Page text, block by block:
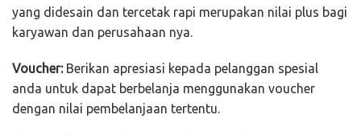
yang didesain dan tercetak rapi merupakan nilai plus bagi
karyawan dan perusahaan nya.
Voucher:Berikan apresiasi kepada pelanggan spesial
anda untuk dapat berbelanja menggunakan voucher
dengan nilai pembelanjaan tertentu.